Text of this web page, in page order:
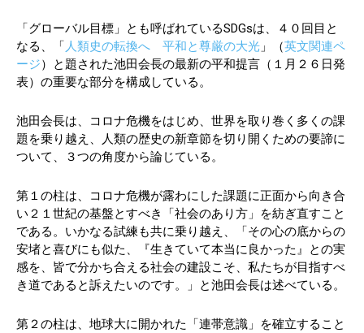
「グローバル目標」とも呼ばれているSDGsは、４０回目と
なる、「人類史の転換へ 平和と尊厳の大光 」（英文関連ペ
ージ）と題された池田会長の最新の平和提言（１月２６日発
表）の重要な部分を構成している。
池田会長は、コロナ危機をはじめ、世界を取り巻く多くの課
題を乗り越え、人類の歴史の新章節を切り開くための要諦に
ついて、３つの角度から論じている。
第１の柱は、コロナ危機が露わにした課題に正面から向き合
い２１世紀の基盤とすべき「社会のあり方」を紡ぎ直すこと
である。いかなる試練も共に乗り越え、「その心の底からの
安堵と喜びにも似た、『生きていて本当に良かった』との実
感を、皆で分かち合える社会の建設こそ、私たちが目指すべ
き道であると訴えたいのです。」と池田会長は述べている。
第２の柱は、地球大に開かれた「連帯意識」を確立すること